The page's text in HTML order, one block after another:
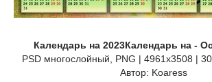
Календарь на 2023Календарь на -
PSD многослойный, PNG | 4961x3508 |
Автор: Koaress